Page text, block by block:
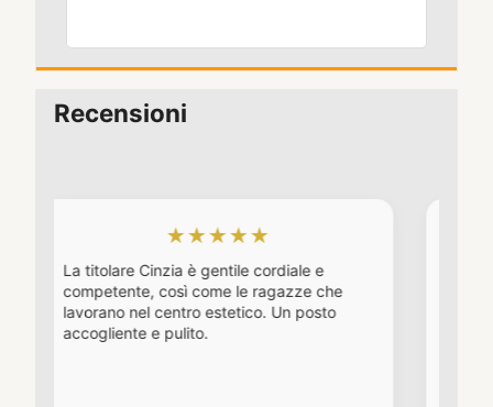
Recensioni
Cinzia è gentile cordiale e
così come le ragazze che
centro estetico. Un posto
e pulito.
Da diversi anni, dopo
diversi, è il mio centro
Molto gentili e